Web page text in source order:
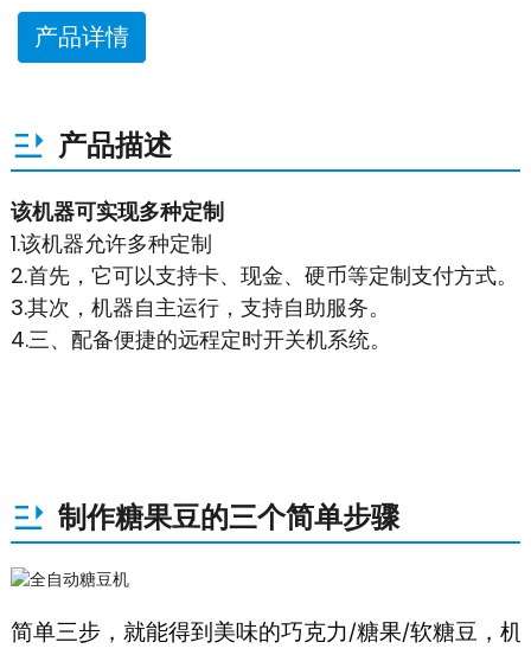
产品详情
产品描述
该机器可实现多种定制
1.该机器允许多种定制
2.首先，它可以支持卡、现金、硬币等定制支付方式。
3.其次，机器自主运行，支持自助服务。
4.三、配备便捷的远程定时开关机系统。
制作糖果豆的三个简单步骤
简单三步，就能得到美味的巧克力/糖果/软糖豆，